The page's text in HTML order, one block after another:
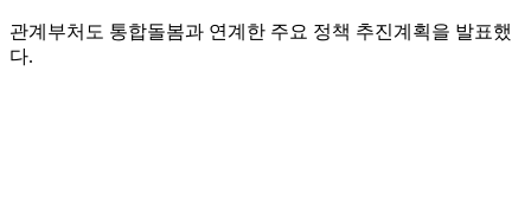
관계부처도 통합돌봄과 연계한 주요 정책 추진계획을 발표했
다.